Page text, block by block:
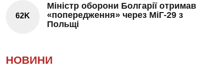
62K
Міністр оборони Болгарії отримав
«попередження» через МіГ-29 з
Польщі
НОВИНИ